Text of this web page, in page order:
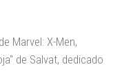
Marvel: X-Men,
de Salvat, dedicado